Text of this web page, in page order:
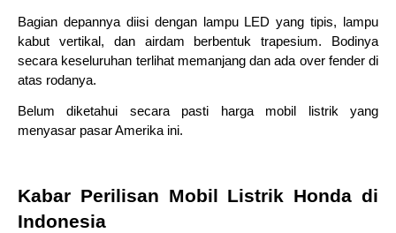
Bagian depannya diisi dengan lampu LED yang tipis, lampu
kabut vertikal, dan airdam berbentuk trapesium. Bodinya
secara keseluruhan terlihat memanjang dan ada over fender di
atas rodanya.
Belum diketahui secara pasti harga mobil listrik yang
menyasar pasar Amerika ini.
Kabar Perilisan Mobil Listrik Honda di
Indonesia